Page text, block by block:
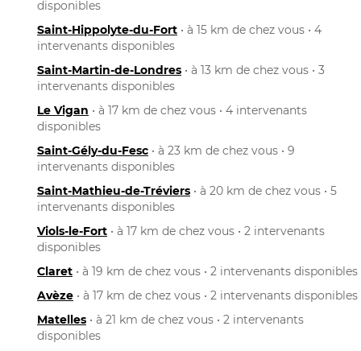
disponibles
Saint-Hippolyte-du-Fort • à 15 km de chez vous • 4
intervenants disponibles
Saint-Martin-de-Londres • à 13 km de chez vous • 3
intervenants disponibles
Le Vigan • à 17 km de chez vous • 4 intervenants
disponibles
Saint-Gély-du-Fesc • à 23 km de chez vous • 9
intervenants disponibles
Saint-Mathieu-de-Tréviers • à 20 km de chez vous • 5
intervenants disponibles
Viols-le-Fort • à 17 km de chez vous • 2 intervenants
disponibles
Claret • à 19 km de chez vous • 2 intervenants disponibles
Avèze • à 17 km de chez vous • 2 intervenants disponibles
Matelles • à 21 km de chez vous • 2 intervenants
disponibles